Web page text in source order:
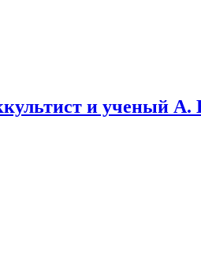
и ученый А.